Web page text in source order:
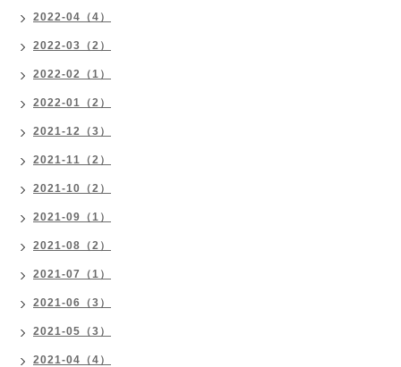
2022-04（4）
2022-03（2）
2022-02（1）
2022-01（2）
2021-12（3）
2021-11（2）
2021-10（2）
2021-09（1）
2021-08（2）
2021-07（1）
2021-06（3）
2021-05（3）
2021-04（4）